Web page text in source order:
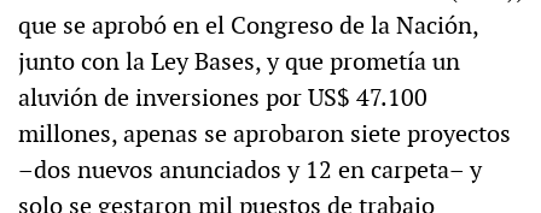
que se aprobó en el Congreso de la Nación,
junto con la Ley Bases, y que prometía un
aluvión de inversiones por US$ 47.100
millones, apenas se aprobaron siete proyectos
–dos nuevos anunciados y 12 en carpeta– y
solo se gestaron mil puestos de trabajo